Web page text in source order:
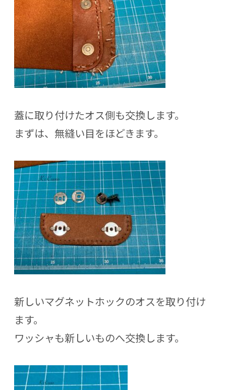
蓋に取り付けたオス側も交換します。
まずは、無縫い目をほどきます。
新しいマグネットホックのオスを取り付け
ます。
ワッシャも新しいものへ交換します。